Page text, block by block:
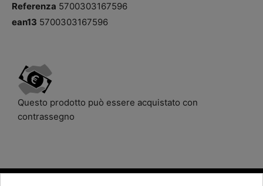
Referenza 5700303167596
ean13 5700303167596
Questo prodotto può essere acquistato con
contrassegno